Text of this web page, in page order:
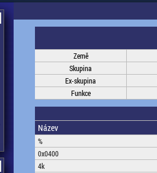
Země
Skupina
Ex-skupina
Funkce
Název
%
0x0400
4k